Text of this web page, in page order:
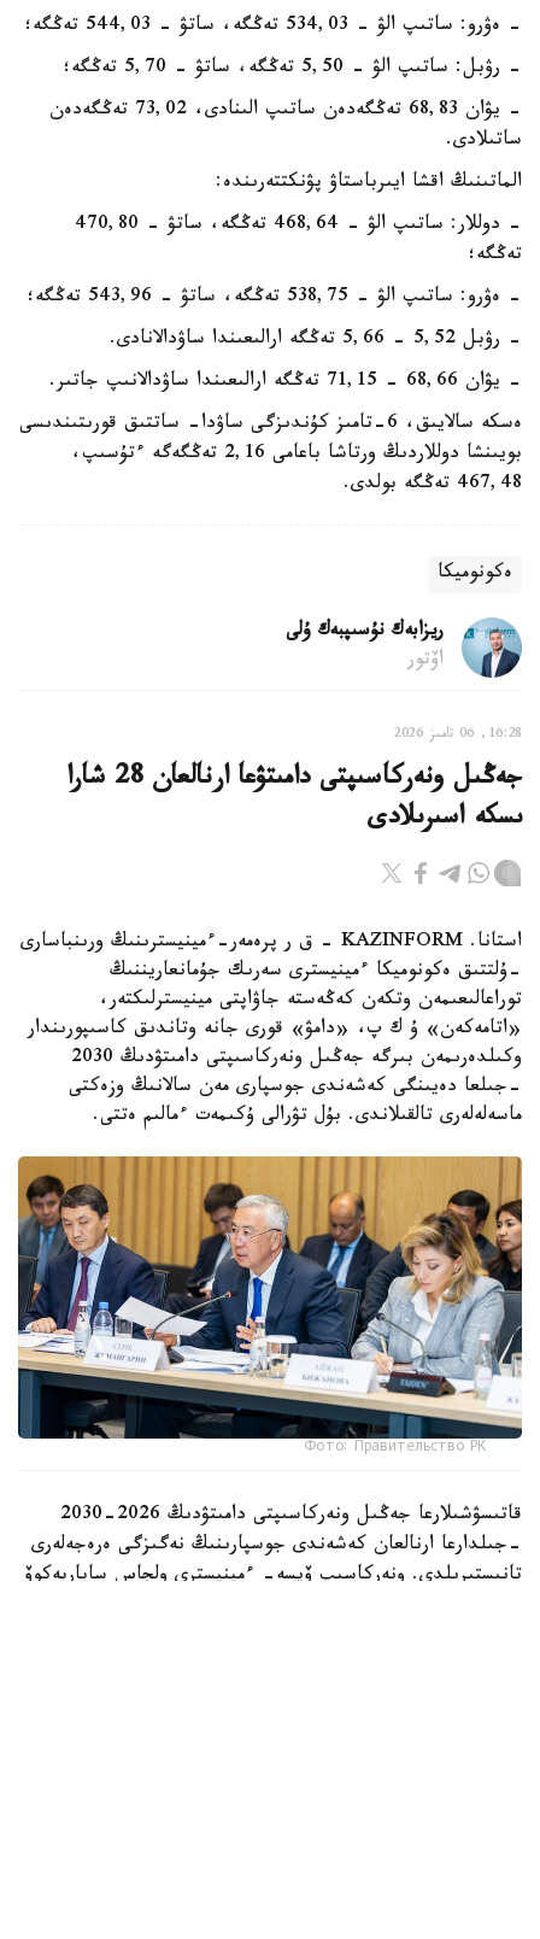
- ەۋرو: ساتىپ الۋ - 534,03 تەڭگە، ساتۋ - 544,03 تەڭگە؛
- رۋبل: ساتىپ الۋ - 5,50 تەڭگە، ساتۋ - 5,70 تەڭگە؛
- يۋان 68,83 تەڭگەدەن ساتىپ الىنادى، 73,02 تەڭگەدەن
ساتىلادى.
الماتىنىڭ اقشا ايىرباستاۋ پۋنكتتەرىندە:
- دوللار: ساتىپ الۋ - 468,64 تەڭگە، ساتۋ - 470,80
تەڭگە؛
- ەۋرو: ساتىپ الۋ - 538,75 تەڭگە، ساتۋ - 543,96 تەڭگە؛
- رۋبل 5,52 - 5,66 تەڭگە ارالىعىندا ساۋدالانادى.
- يۋان 68,66 - 71,15 تەڭگە ارالىعىندا ساۋدالانىپ جاتىر.
ەسكە سالايىق، 6-تامىز كۇندىزگى ساۋدا- ساتتىق قورىتىندىسى
بويىنشا دوللاردىڭ ورتاشا باعامى 2,16 تەڭگەگە ءتۇسىپ،
467,48 تەڭگە بولدى.
ەكونوميكا
ريزابەك نۇسىپبەك ۇلى
اۆتور
16:28, 06 تامىز 2026
جەڭىل ونەركاسىپتى دامىتۋعا ارنالعان 28 شارا
ىسكە اسىرىلادى
استانا. KAZINFORM - ق ر پرەمەر-ءمينيسترىنىڭ ورىنباسارى
-ۇلتتىق ەكونوميكا ءمينيسترى سەرىك جۇمانعاريننىڭ
توراعالىعىمەن وتكەن كەڭەستە جاۋاپتى مينيسترلىكتەر،
«اتامەكەن» ۇ ك پ، «دامۋ» قورى جانە وتاندىق كاسىپورىندار
وكىلدەرىمەن بىرگە جەڭىل ونەركاسىپتى دامىتۋدىڭ 2030
-جىلعا دەيىنگى كەشەندى جوسپارى مەن سالانىڭ وزەكتى
ماسەلەلەرى تالقىلاندى. بۇل تۋرالى ۇكىمەت ءمالىم ەتتى.
Фото: Правительство РК
قاتىسۋشىلارعا جەڭىل ونەركاسىپتى دامىتۋدىڭ 2026-2030
-جىلدارعا ارنالعان كەشەندى جوسپارىنىڭ نەگىزگى ەرەجەلەرى
تانىستىرىلدى. ونەركاسىپ ۆيسە- ءمينيسترى ولجاس ساپاربەكوۆ